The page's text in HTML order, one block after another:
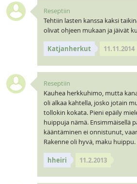
Reseptiin
Tehtiin lasten kanssa kaksi
olivat ohjeen mukaan ja jäivät
Katjanherkut 11.11.2014
Reseptiin
Kauhea herkkuhimo, mutta
oli alkaa kahtella, josko jotain
tollokin kokata. Pieni epäily
huippuja nämä. Ensimmäisellä
kääntäminen ei onnistunut,
Rakenne oli hyvä, maku huippu.
hheiri 11.2.2013